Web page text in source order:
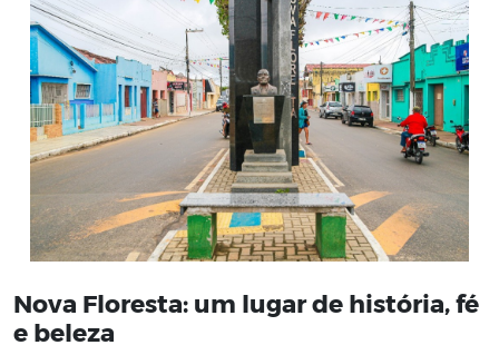
Nova Floresta: um lugar de história, fé
e beleza